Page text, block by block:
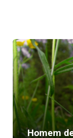
Homem